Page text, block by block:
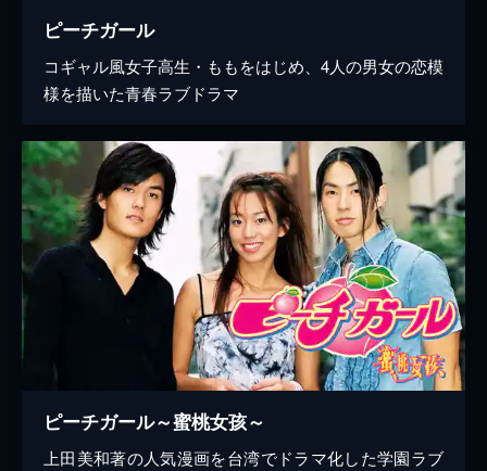
ピーチガール
コギャル風女子高生・ももをはじめ、4人の男女の恋模
様を描いた青春ラブドラマ
ピーチガール～蜜桃女孩～
上田美和著の人気漫画を台湾でドラマ化した学園ラブ